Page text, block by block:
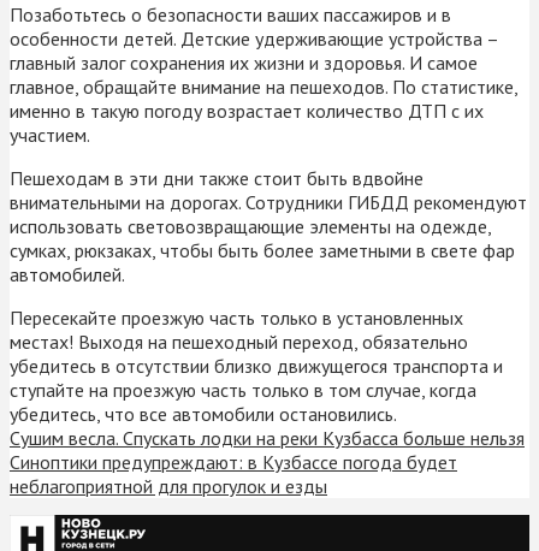
Позаботьтесь о безопасности ваших пассажиров и в
особенности детей. Детские удерживающие устройства –
главный залог сохранения их жизни и здоровья. И самое
главное, обращайте внимание на пешеходов. По статистике,
именно в такую погоду возрастает количество ДТП с их
участием.
Пешеходам в эти дни также стоит быть вдвойне
внимательными на дорогах. Сотрудники ГИБДД рекомендуют
использовать световозвращающие элементы на одежде,
сумках, рюкзаках, чтобы быть более заметными в свете фар
автомобилей.
Пересекайте проезжую часть только в установленных
местах! Выходя на пешеходный переход, обязательно
убедитесь в отсутствии близко движущегося транспорта и
ступайте на проезжую часть только в том случае, когда
убедитесь, что все автомобили остановились.
Сушим весла. Спускать лодки на реки Кузбасса больше нельзя
Синоптики предупреждают: в Кузбассе погода будет
неблагоприятной для прогулок и езды